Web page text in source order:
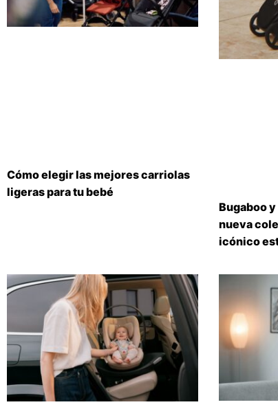
Cómo elegir las mejores carriolas
ligeras para tu bebé
Bugaboo
nueva
icónico